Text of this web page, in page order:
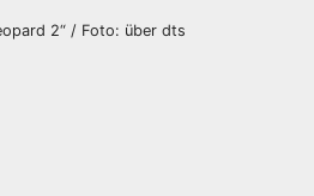
2“ / Foto: über dts